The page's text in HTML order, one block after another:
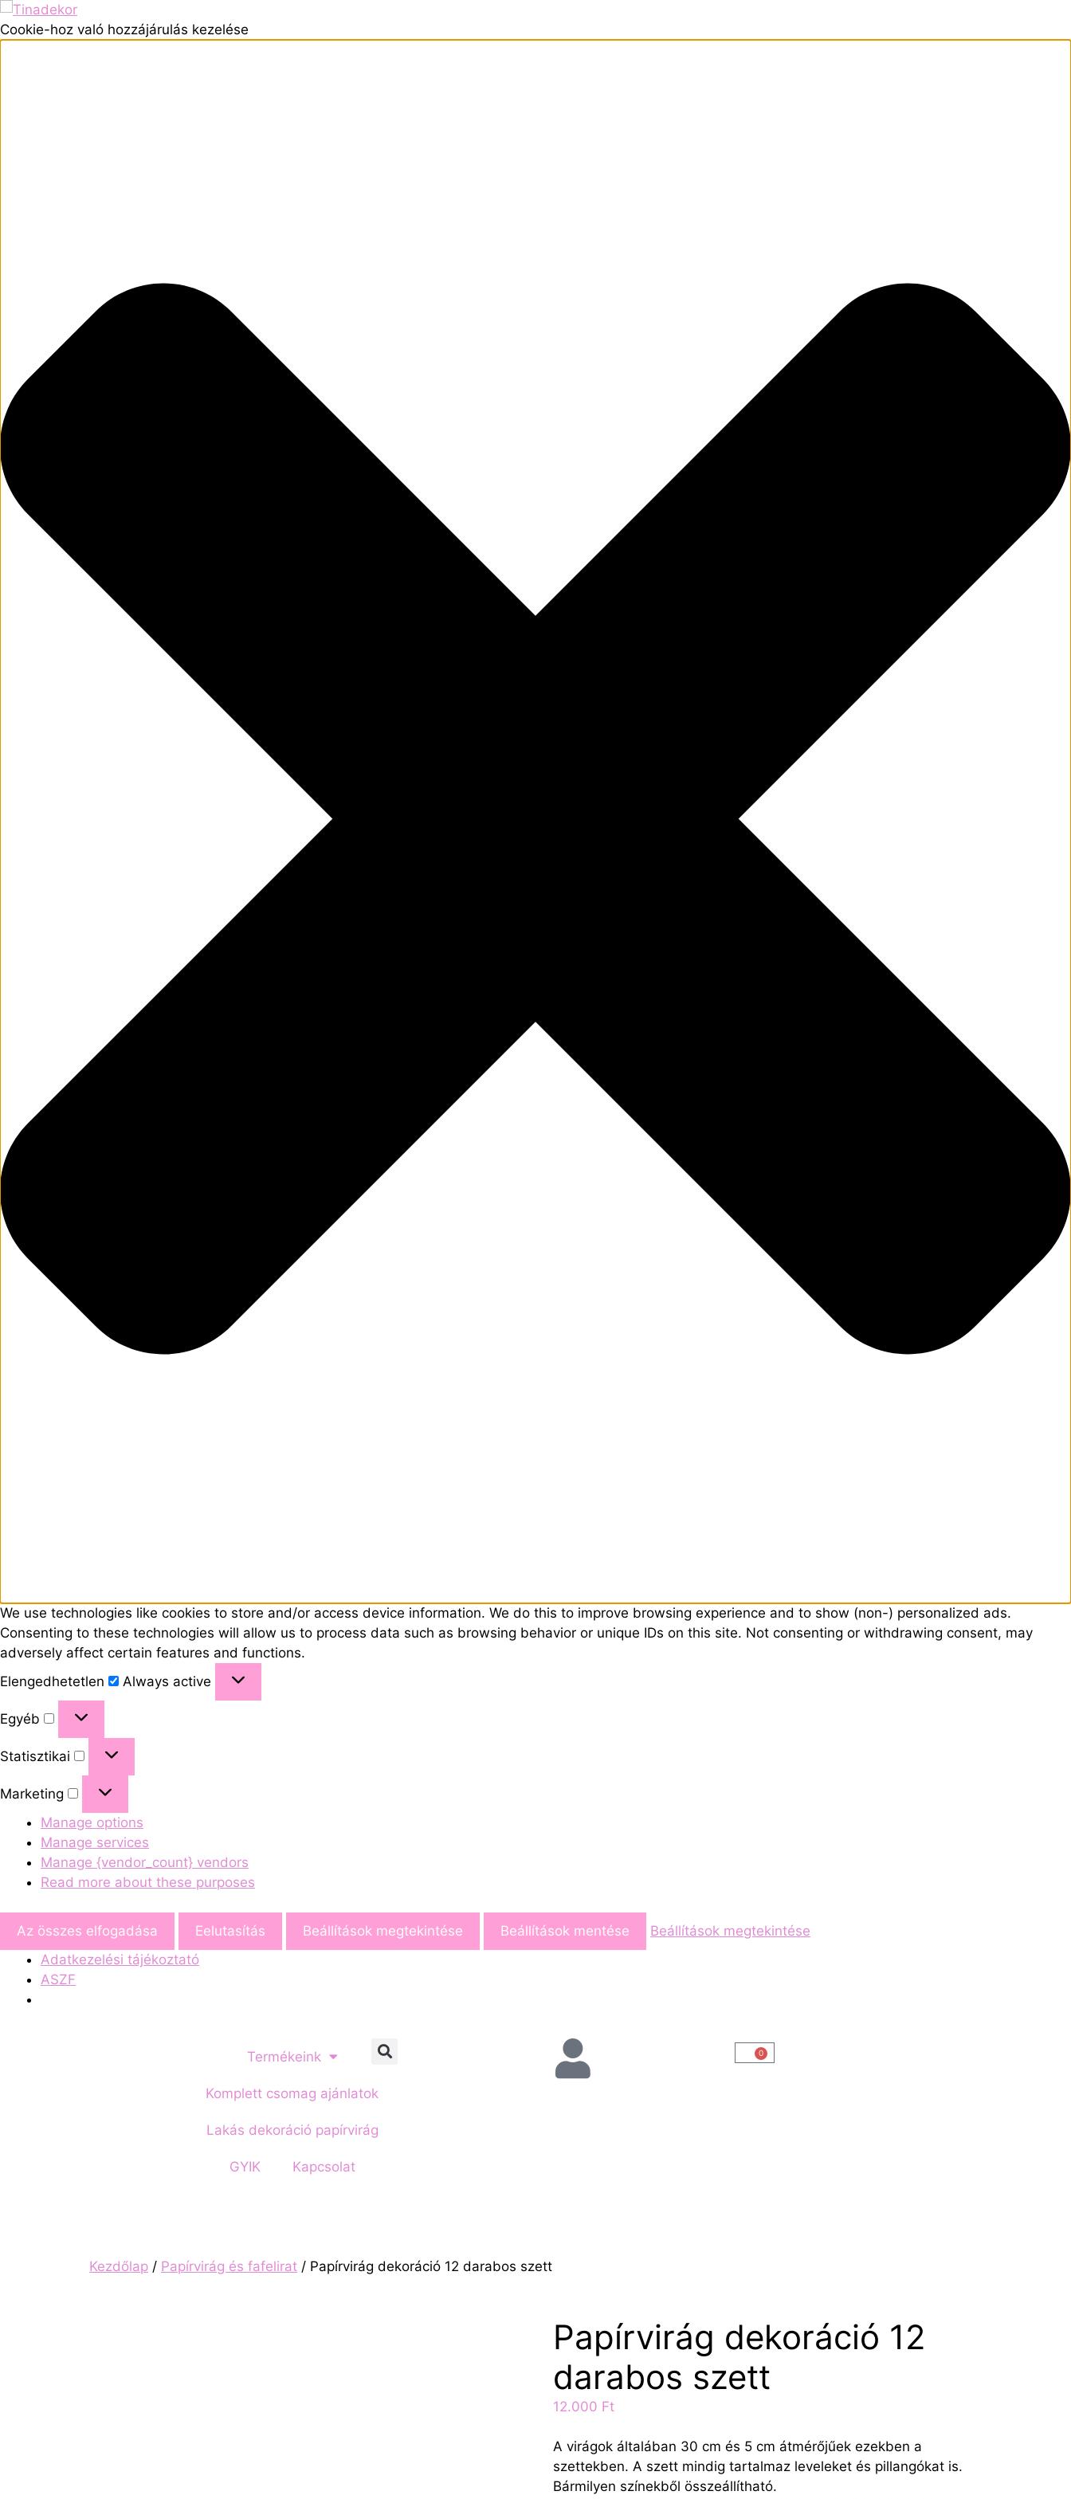
Cookie-hoz való hozzájárulás kezelése
We use technologies like cookies to store and/or access device information. We do this to improve browsing experience and to show (non-) personalized ads.
Consenting to these technologies will allow us to process data such as browsing behavior or unique IDs on this site. Not consenting or withdrawing consent, may
adversely affect certain features and functions.
Elengedhetetlen
Always active
Egyéb
Statisztikai
Marketing
Manage options
Manage services
Manage {vendor_count} vendors
Read more about these purposes
Az összes elfogadása Eelutasítás Beállítások megtekintése Beállítások mentése
Beállítások megtekintése
Adatkezelési tájékoztató
ASZF
Termékeink
Komplett csomag ajánlatok
Lakás dekoráció papírvirág
GYIK Kapcsolat
0
Kezdőlap / Papírvirág és fafelirat / Papírvirág dekoráció 12 darabos szett
Papírvirág dekoráció 12
darabos szett
12.000 Ft
A virágok általában 30 cm és 5 cm átmérőjűek ezekben a
szettekben. A szett mindig tartalmaz leveleket és pillangókat is.
Bármilyen színekből összeállítható.